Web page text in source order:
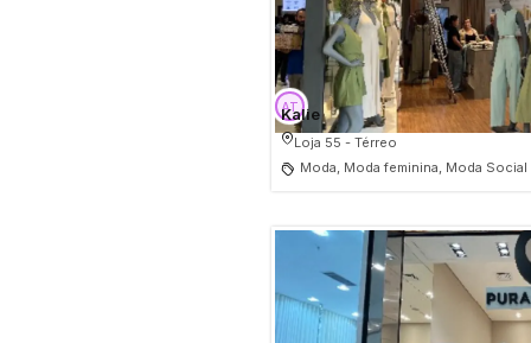
Kalie
Loja 55 - Térreo
Moda, Moda feminina, Moda Social